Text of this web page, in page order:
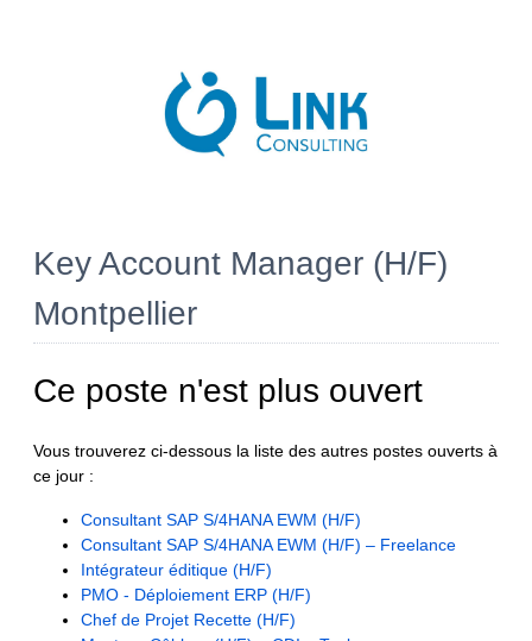
Key Account Manager (H/F)
Montpellier
Ce poste n'est plus ouvert
Vous trouverez ci-dessous la liste des autres postes ouverts à
ce jour :
Consultant SAP S/4HANA EWM (H/F)
Consultant SAP S/4HANA EWM (H/F) – Freelance
Intégrateur éditique (H/F)
PMO - Déploiement ERP (H/F)
Chef de Projet Recette (H/F)